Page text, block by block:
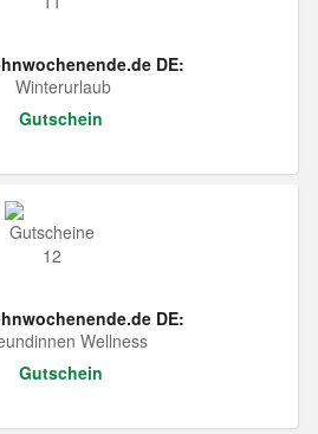
DE:
Winterurlaub
Gutschein
DE:
Wellness
Gutschein